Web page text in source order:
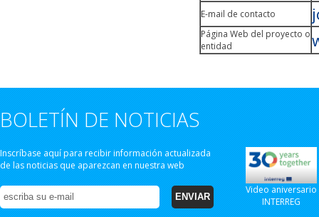
E-mail de contacto
Página Web del proyecto o
entidad
BOLETÍN DE NOTICIAS
Inscríbase aquí para recibir información actualizada
de las noticias que aparezcan en nuestra web
Video aniversario
INTERREG